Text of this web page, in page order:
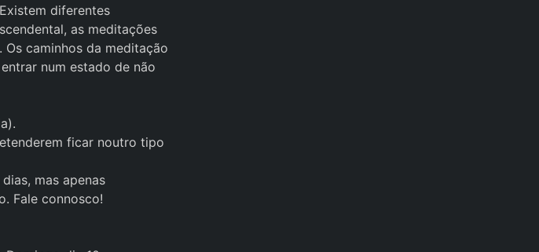
diferentes
as meditações
caminhos da meditação
num estado de não
ficar noutro tipo
mas apenas
Fale connosco!